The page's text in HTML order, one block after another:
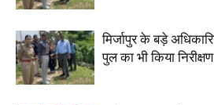
मिर्जापुर के बड़े
पुल का भी किया निरीक्षण